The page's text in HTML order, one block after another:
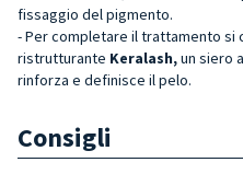
fissaggio del pigmento.
- Per completare il trattamento si
ristrutturante Keralash,un siero
rinforza e definisce il pelo.
Consigli